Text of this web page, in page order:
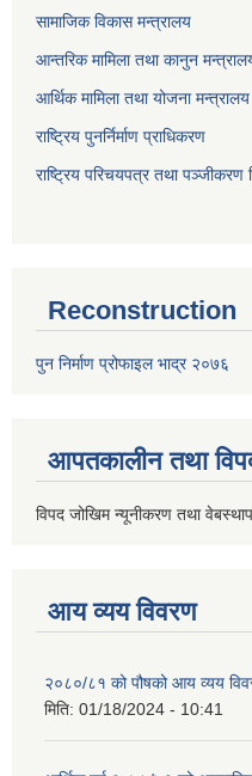
सामाजिक विकास मन्त्रालय
आन्तरिक मामिला तथा कानुन
आर्थिक मामिला तथा योजना मन्त्रालय
राष्ट्रिय पुनर्निर्माण प्राधिकरण
राष्ट्रिय परिचयपत्र तथा पञ्जीकरण
Reconstruction
पुन निर्माण प्रोफाइल भाद्र २०७६
आपतकालीन तथा
विपद जोखिम न्यूनीकरण तथा
आय व्यय विवरण
२०८०/८१ को पौषको आय व्यय
मिति: 01/18/2024 - 10:41